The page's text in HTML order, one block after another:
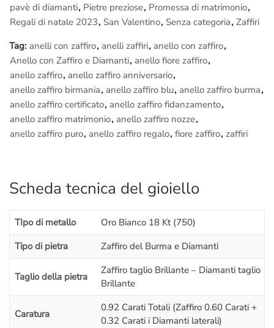
per loZaffirocentrale, contattaci per avere maggiori dettagli)
– Spedizione assicurata e garantita, non rischi nulla.
– Fotografie della lavorazione(devono essere richieste prima
dell’ordine)
– Assistenza gratuita a vita
– Regolare fattura di acquisto iva inclusa.
Lavorazione in diretta:
Se vuoi provare un’esperienza unica prenota una visita nel
filmare e fotografare i Maestri orafi a lavoro.
pavè di diamanti, Pietre preziose, Promessa di matrimonio,
Regali di natale 2023, San Valentino, Senza categoria, Zaffiri
Tag: anelli con zaffiro, anelli zaffiri, anello con zaffiro,
Anello con Zaffiro e Diamanti, anello fiore zaffiro,
anello zaffiro, anello zaffiro anniversario,
anello zaffiro birmania, anello zaffiro blu, anello zaffiro burma,
anello zaffiro certificato, anello zaffiro fidanzamento,
anello zaffiro matrimonio, anello zaffiro nozze,
anello zaffiro puro, anello zaffiro regalo, fiore zaffiro, zaffiri
Scheda tecnica del gioiello
TIpo di metallo
Oro Bianco 18 Kt (750)
Tipo di pietra
Zaffiro del Burma e Diamanti
Taglio della pietra
Zaffiro taglio Brillante – Diamanti taglio
Brillante
Caratura
0.92 Carati Totali (Zaffiro 0.60 Carati +
0.32 Carati i Diamanti laterali)